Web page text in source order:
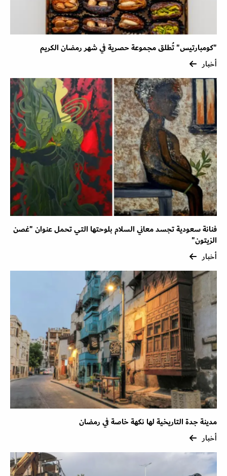
"كومبارتيس" تُطلق مجموعة حصرية في شهر رمضان الكريم
أخبار
فنانة سعودية تجسد معاني السلام بلوحتها التي تحمل عنوان "غصن
الزيتون"
أخبار
مدينة جدة التاريخية لها نكهة خاصة في رمضان
أخبار